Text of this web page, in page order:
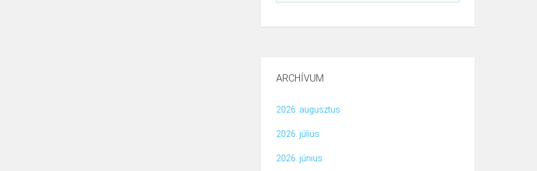
ARCHÍVUM
2026. augusztus
2026. július
2026. június